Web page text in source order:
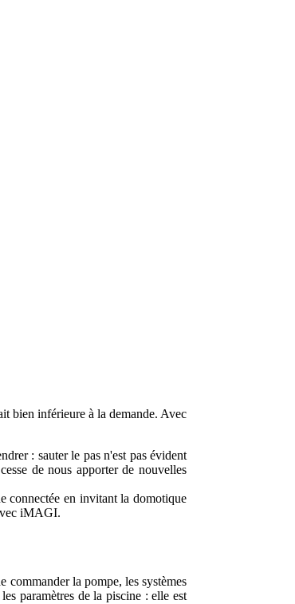
bien inférieure à la demande. Avec
: sauter le pas n'est pas évident
de nous apporter de nouvelles
connectée en invitant la domotique
iMAGI.
commander la pompe, les systèmes
paramètres de la piscine : elle est